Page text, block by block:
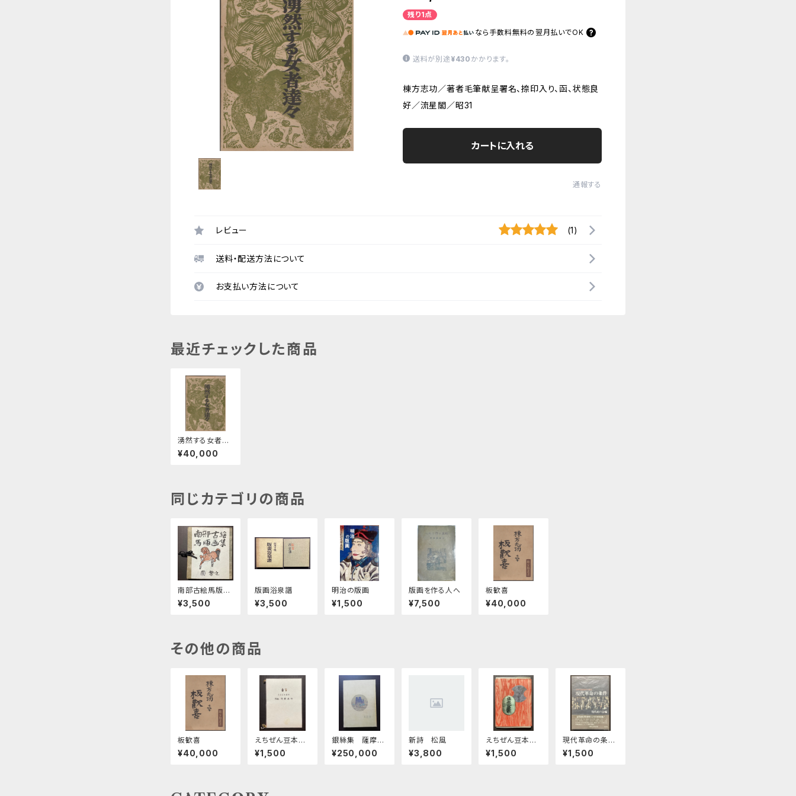
残り1点
なら 手数料無料の 翌月払いでOK
送料が別途 ¥430 かかります。
棟方志功／著者毛筆献呈署名、捺印入り、函、状態良
好／流星閣／昭31
カートに入れる
通報する
レビュー (1)
送料・配送方法について
お支払い方法について
最近チェックした商品
湧然する女者
達々
¥40,000
同じカテゴリの商品
南部古絵馬版画
集
¥3,500
版画浴泉譜
¥3,500
明治の版画
¥1,500
版画を作る人へ
¥7,500
板歓喜
¥40,000
その他の商品
板歓喜
¥40,000
えちぜん豆本N
o.20記念号 い
ろは短歌
¥1,500
銀絲集 薩摩治
郎八歌集 第一
¥250,000
新詩 松風
¥3,800
えちぜん豆本第1
5号 越前藩札
考 乾• 坤
¥1,500
現代革命の条
件 70年代階
級闘争の展望
¥1,500